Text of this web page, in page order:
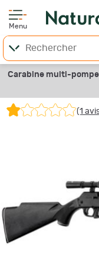
Menu
Carabine multi-pompe
(1